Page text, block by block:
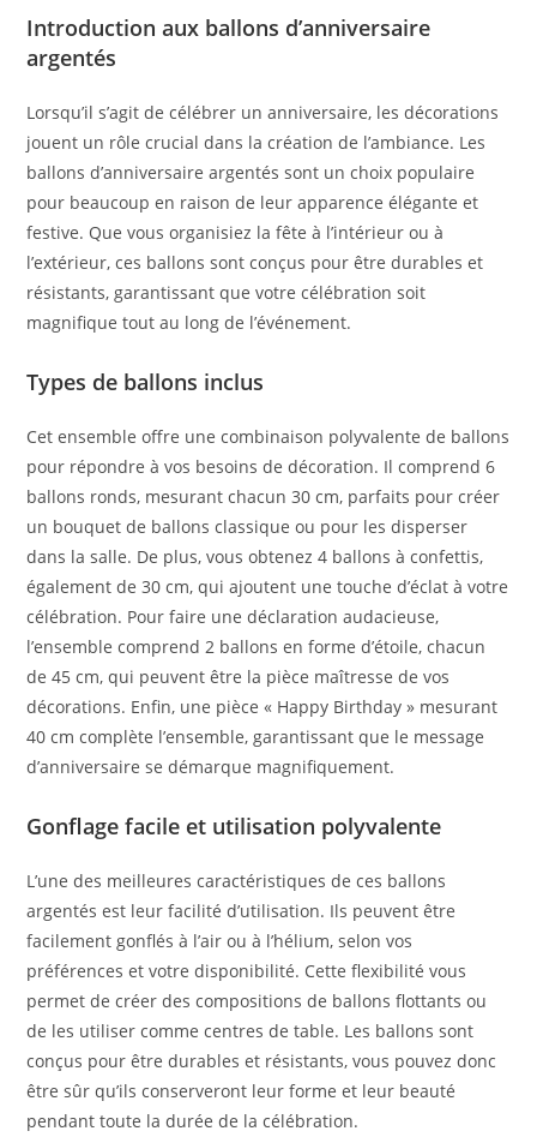
Introduction aux ballons d’anniversaire
argentés
Lorsqu’il s’agit de célébrer un anniversaire, les décorations
jouent un rôle crucial dans la création de l’ambiance. Les
ballons d’anniversaire argentés sont un choix populaire
pour beaucoup en raison de leur apparence élégante et
festive. Que vous organisiez la fête à l’intérieur ou à
l’extérieur, ces ballons sont conçus pour être durables et
résistants, garantissant que votre célébration soit
magnifique tout au long de l’événement.
Types de ballons inclus
Cet ensemble offre une combinaison polyvalente de ballons
pour répondre à vos besoins de décoration. Il comprend 6
ballons ronds, mesurant chacun 30 cm, parfaits pour créer
un bouquet de ballons classique ou pour les disperser
dans la salle. De plus, vous obtenez 4 ballons à confettis,
également de 30 cm, qui ajoutent une touche d’éclat à votre
célébration. Pour faire une déclaration audacieuse,
l’ensemble comprend 2 ballons en forme d’étoile, chacun
de 45 cm, qui peuvent être la pièce maîtresse de vos
décorations. Enfin, une pièce « Happy Birthday » mesurant
40 cm complète l’ensemble, garantissant que le message
d’anniversaire se démarque magnifiquement.
Gonflage facile et utilisation polyvalente
L’une des meilleures caractéristiques de ces ballons
argentés est leur facilité d’utilisation. Ils peuvent être
facilement gonflés à l’air ou à l’hélium, selon vos
préférences et votre disponibilité. Cette flexibilité vous
permet de créer des compositions de ballons flottants ou
de les utiliser comme centres de table. Les ballons sont
conçus pour être durables et résistants, vous pouvez donc
être sûr qu’ils conserveront leur forme et leur beauté
pendant toute la durée de la célébration.